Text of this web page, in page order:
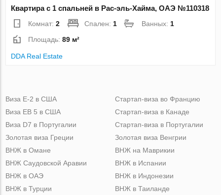
Квартира с 1 спальней в Рас-эль-Хайма, ОАЭ №110318
Комнат:2 Спален: 1 Ванных: 1
Площадь:89 м²
DDA Real Estate
Виза Е-2 в США
Виза ЕВ 5 в США
Виза D7 в Португалии
Золотая виза Греции
Стартап-виза во Францию
Стартап-виза в Канаде
Стартап-виза в Португалии
Золотая виза Венгрии
ВНЖ в Омане
ВНЖ Саудовской Аравии
ВНЖ в ОАЭ
ВНЖ в Турции
ВНЖ на Маврикии
ВНЖ в Испании
ВНЖ в Индонезии
ВНЖ в Таиланде